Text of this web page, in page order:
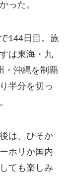
った。
144日目。旅
は東海・九
・沖縄を制覇
半分を切っ
は、ひそか
ホリか国内
ても楽しみ